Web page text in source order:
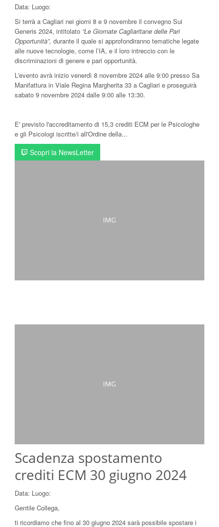
Data: Luogo:
Si terrà a Cagliari nei giorni 8 e 9 novembre il convegno Sui
Generis 2024, intitolato “Le Giornate Cagliaritane delle Pari
Opportunità”, durante il quale si approfondiranno tematiche legate
alle nuove tecnologie, come l’IA, e il loro intreccio con le
discriminazioni di genere e pari opportunità.
L'evento avrà inizio venerdì 8 novembre 2024 alle 9:00 presso Sa
Manifattura in Viale Regina Margherita 33 a Cagliari e proseguirà
sabato 9 novembre 2024 dalle 9:00 alle 13:30.
E' previsto l'accreditamento di 15,3 crediti ECM per le Psicologhe
e gli Psicologi iscritte/i all'Ordine della...
Scopri la NewsLetter
Scadenza spostamento
crediti ECM 30 giugno 2024
Data: Luogo:
Gentile Collega,
ti ricordiamo che fino al 30 giugno 2024 sarà possibile spostare i